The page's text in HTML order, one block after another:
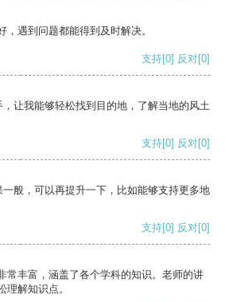
遇到问题都能得到及时解决。
支持[0] 反对[0]
让我能够轻松找到目的地，了解当地的风土
支持[0] 反对[0]
般，可以再提升一下，比如能够支持更多地
支持[0] 反对[0]
常丰富，涵盖了各个学科的知识。老师的讲
理解知识点。